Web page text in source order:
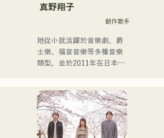
に、自身の表現を発信中。
真野翔子
創作歌手
她從小就活躍於音樂劇、爵
士樂、福音音樂等多種音樂
類型，並於2011年在日本出
心，在各種媒體上亮相，也
參與了許多企業廣告歌曲和
電影的製作。
2014年至2017年，她以東京